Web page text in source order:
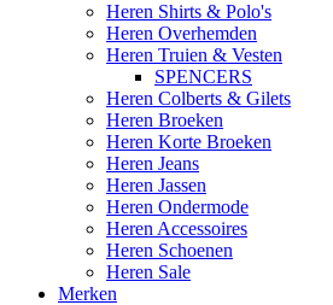
Heren Shirts & Polo's
Heren Overhemden
Heren Truien & Vesten
SPENCERS
Heren Colberts & Gilets
Heren Broeken
Heren Korte Broeken
Heren Jeans
Heren Jassen
Heren Ondermode
Heren Accessoires
Heren Schoenen
Heren Sale
Merken